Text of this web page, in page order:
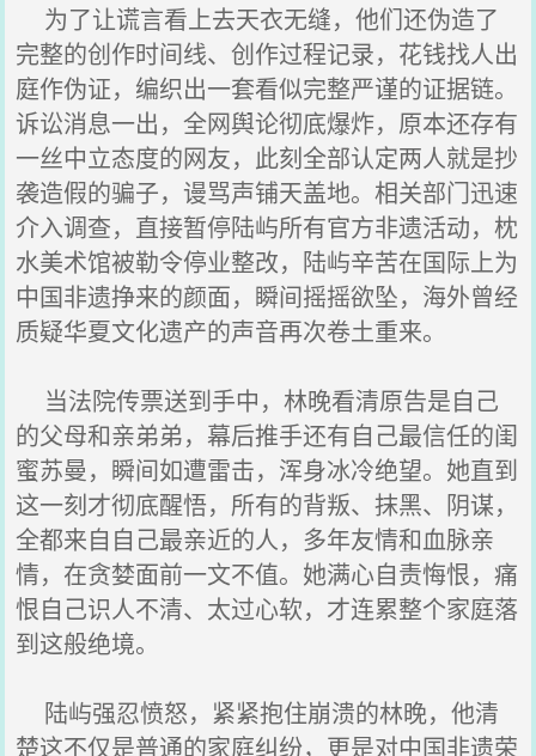
为了让谎言看上去天衣无缝，他们还伪造了
完整的创作时间线、创作过程记录，花钱找人出
庭作伪证，编织出一套看似完整严谨的证据链。
诉讼消息一出，全网舆论彻底爆炸，原本还存有
一丝中立态度的网友，此刻全部认定两人就是抄
袭造假的骗子，谩骂声铺天盖地。相关部门迅速
介入调查，直接暂停陆屿所有官方非遗活动，枕
水美术馆被勒令停业整改，陆屿辛苦在国际上为
中国非遗挣来的颜面，瞬间摇摇欲坠，海外曾经
质疑华夏文化遗产的声音再次卷土重来。
当法院传票送到手中，林晚看清原告是自己
的父母和亲弟弟，幕后推手还有自己最信任的闺
蜜苏曼，瞬间如遭雷击，浑身冰冷绝望。她直到
这一刻才彻底醒悟，所有的背叛、抹黑、阴谋，
全都来自自己最亲近的人，多年友情和血脉亲
情，在贪婪面前一文不值。她满心自责悔恨，痛
恨自己识人不清、太过心软，才连累整个家庭落
到这般绝境。
陆屿强忍愤怒，紧紧抱住崩溃的林晚，他清
楚这不仅是普通的家庭纠纷，更是对中国非遗荣